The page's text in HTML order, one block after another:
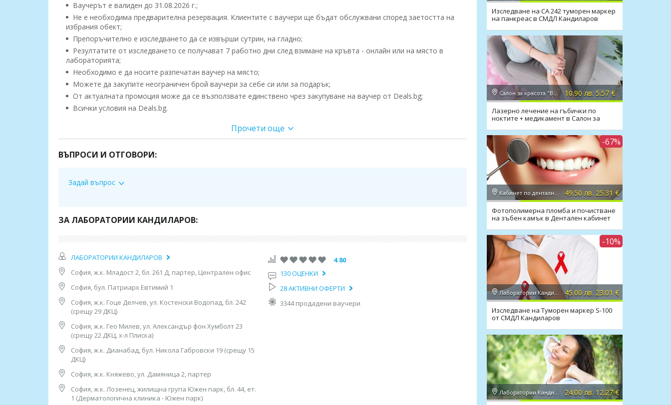
Ваучерът е валиден до 31.08.2026 г.;
Не е необходима предварителна резервация. Клиентите с ваучери ще бъдат обслужвани според заетостта на
избрания обект;
Препоръчително е изследването да се извърши сутрин, на гладно;
Резултатите от изследването се получават 7 работно дни след взимане на кръвта - онлайн или на място в
лабораторията;
Необходимо е да носите разпечатан ваучер на място;
Можете да закупите неограничен брой ваучери за себе си или за подарък;
От актуалната промоция може да се възползвате единствено чрез закупуване на ваучер от Deals.bg;
Всички условия на Deals.bg.
Офертата включва изследване на следните храни:
• Йогурт;
• Броколи, карфиол;
• Джинджифил;
• Зеле (бяло и червено);
• Морков;
• Целина;
• Краставица;
• Лук, праз лук;
• Спанак;
Прочети още
ВЪПРОСИ И ОТГОВОРИ:
Задай въпрос
ЗА ЛАБОРАТОРИИ КАНДИЛАРОВ:
ЛАБОРАТОРИИ КАНДИЛАРОВ
София, ж.к. Младост 2, бл. 261 Д, партер, Централен офис
София, бул. Патриарх Евтимий 1
София, ж.к. Гоце Делчев, ул. Костенски Водопад, бл. 242
(срещу 29 ДКЦ)
София, ж.к. Гео Милев, ул. Александър фон Хумболт 23
(срещу 22 ДКЦ, х-л Плиска)
София, ж.к. Дианабад, бул. Никола Габровски 19 (срещу 15
ДКЦ)
София, ж.к. Княжево, ул. Дамяница 2, партер
София, ж.к. Лозенец, жилищна група Южен парк, бл. 44, ет.
1 (Дерматологична клиника - Южен парк)
4.80
130 ОЦЕНКИ
28 АКТИВНИ ОФЕРТИ
3344 продадени ваучери
Изследване на CA 242 туморен маркер
на панкреас в СМДЛ Кандиларов
Салон за красота "Вили" 10.90 лв. 5.57 €
Лазерно лечение на гъбички по
ноктите + медикамент в Салон за
-67%
Кабинет по дентална медицина д-р Маринашева 49.50 лв. 25.31 €
Фотополимерна пломба и почистване
на зъбен камък в Дентален кабинет
-10%
Лаборатории Кандиларов 45.00 лв. 23.01 €
Изследване на Туморен маркер S-100
от СМДЛ Кандиларов
Лаборатории Кандиларов 24.00 лв. 12.27 €